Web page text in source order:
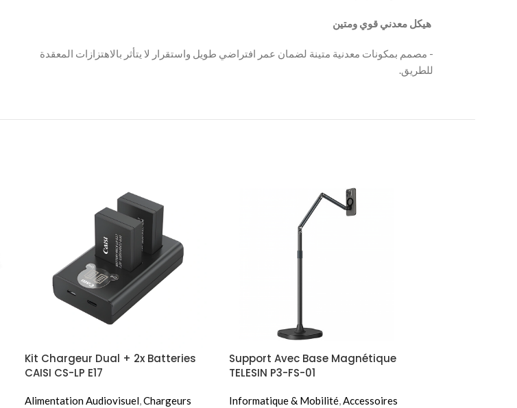
‫ هيكل معدني قوي ومتين
‫- مصمم بمكونات معدنية متينة لضمان عمر افتراضي طويل واستقرار لا يتأثر بالاهتزازات المعقدة
للطريق.
Kit Chargeur Dual + 2x Batteries
CAISI CS-LP E17
Alimentation Audiovisuel,Chargeurs
Support Avec Base Magnétique
TELESIN P3-FS-01
Informatique & Mobilité,Accessoires